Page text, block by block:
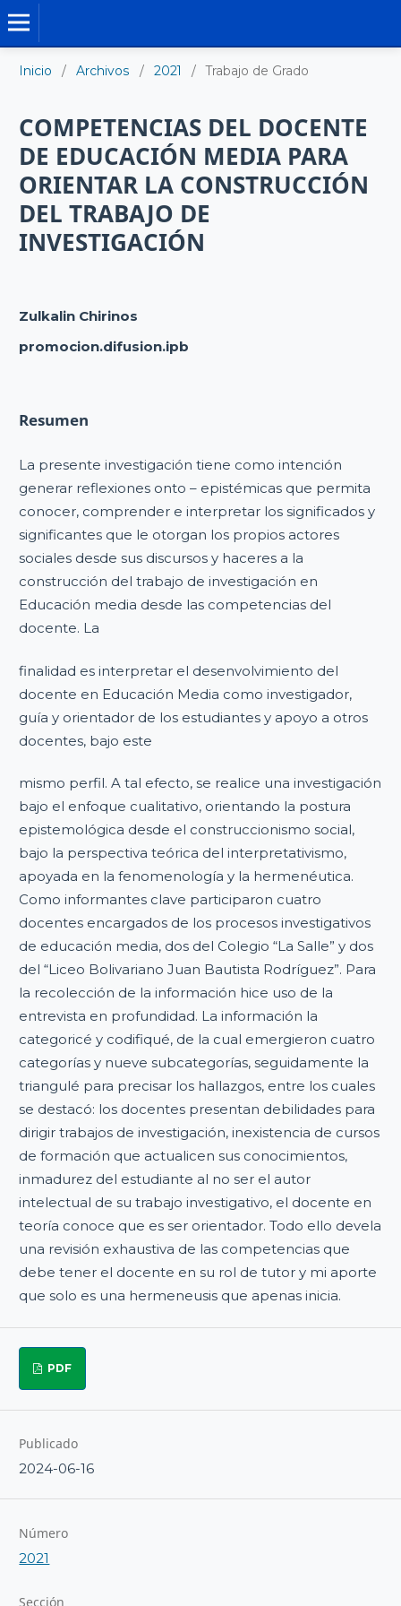
Inicio / Archivos / 2021 / Trabajo de Grado
COMPETENCIAS DEL DOCENTE
DE EDUCACIÓN MEDIA PARA
ORIENTAR LA CONSTRUCCIÓN
DEL TRABAJO DE
INVESTIGACIÓN
Zulkalin Chirinos
promocion.difusion.ipb
Resumen
La presente investigación tiene como intención
generar reflexiones onto – epistémicas que permita
conocer, comprender e interpretar los significados y
significantes que le otorgan los propios actores
sociales desde sus discursos y haceres a la
construcción del trabajo de investigación en
Educación media desde las competencias del
docente. La
finalidad es interpretar el desenvolvimiento del
docente en Educación Media como investigador,
guía y orientador de los estudiantes y apoyo a otros
docentes, bajo este
mismo perfil. A tal efecto, se realice una investigación
bajo el enfoque cualitativo, orientando la postura
epistemológica desde el construccionismo social,
bajo la perspectiva teórica del interpretativismo,
apoyada en la fenomenología y la hermenéutica.
Como informantes clave participaron cuatro
docentes encargados de los procesos investigativos
de educación media, dos del Colegio “La Salle” y dos
del “Liceo Bolivariano Juan Bautista Rodríguez”. Para
la recolección de la información hice uso de la
entrevista en profundidad. La información la
categoricé y codifiqué, de la cual emergieron cuatro
categorías y nueve subcategorías, seguidamente la
triangulé para precisar los hallazgos, entre los cuales
se destacó: los docentes presentan debilidades para
dirigir trabajos de investigación, inexistencia de cursos
de formación que actualicen sus conocimientos,
inmadurez del estudiante al no ser el autor
intelectual de su trabajo investigativo, el docente en
teoría conoce que es ser orientador. Todo ello devela
una revisión exhaustiva de las competencias que
debe tener el docente en su rol de tutor y mi aporte
que solo es una hermeneusis que apenas inicia.
PDF
Publicado
2024-06-16
Número
2021
Sección